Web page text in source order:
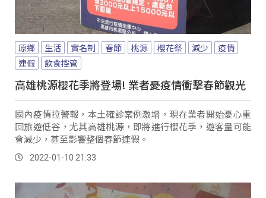
原鄉 生活 實名制 春節 桃源 櫻花祭 減少
疫情
連假
飲食控管
高雄桃源櫻花季將登場! 業者憂疫情衝擊春節觀光
國內疫情拉警報，本土確診案例激增，現在業者開始憂心重
回旅遊低谷，尤其高雄桃源，即將進行櫻花季，遊客量可能
會減少，甚至影響整個春節連假。
2022-01-10 21:33